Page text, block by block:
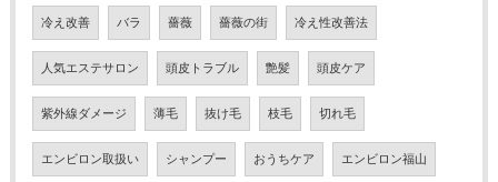
冷え改善 バラ 薔薇 薔薇の街 冷え性改善法
人気エステサロン 頭皮トラブル 艶髪 頭皮ケア
紫外線ダメージ 薄毛 抜け毛 枝毛 切れ毛
エンビロン取扱い シャンプー おうちケア エンビロン福山